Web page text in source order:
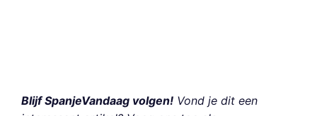
Blijf SpanjeVandaag volgen! Vond je dit een